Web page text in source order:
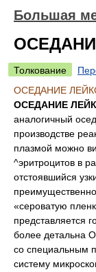
Большая
Толкование
ОСЕДАНИЕ
ОСЕДАНИЕ
аналогичный
производстве
плазмой можно
^эритроцитов в
отстоявшийся
«сероватую
представляется
более детальна О.
со специальным
систему